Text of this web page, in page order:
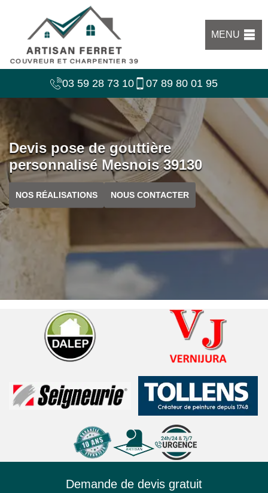
MENU
03 59 28 73 10 07 89 80 01 95
Devis pose de gouttière
personnalisé Mesnois 39130
NOS RÉALISATIONS NOUS CONTACTER
Demande de devis gratuit